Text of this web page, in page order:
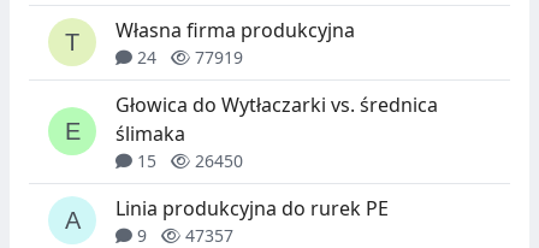
Własna firma produkcyjna
24 77919
Głowica do Wytłaczarki vs. średnica
ślimaka
15 26450
Linia produkcyjna do rurek PE
9 47357